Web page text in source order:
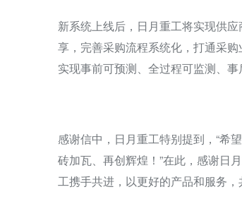
新系统上线后，日月重工将实现供
享，完善采购流程系统化，打通采
实现事前可预测、全过程可监测、
感谢信中，日月重工特别提到，“希
砖加瓦、再创辉煌！”在此，感谢日
工携手共进，以更好的产品和服务，